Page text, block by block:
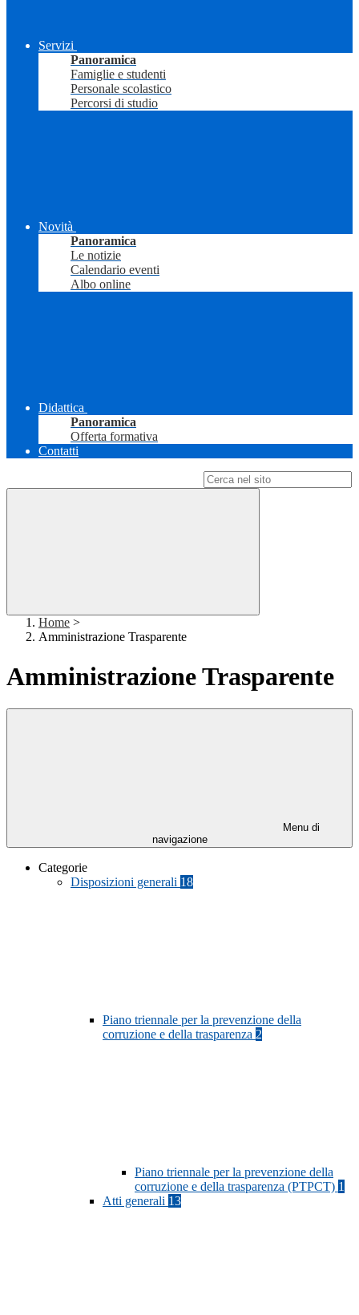
Servizi
Panoramica
Famiglie e studenti
Personale scolastico
Percorsi di studio
Novità
Panoramica
Le notizie
Calendario eventi
Albo online
Didattica
Panoramica
Offerta formativa
Contatti
Home >
Amministrazione Trasparente
Amministrazione Trasparente
Menu di
navigazione
Categorie
Disposizioni generali 18
Piano triennale per la prevenzione della
corruzione e della trasparenza 2
Piano triennale per la prevenzione della
corruzione e della trasparenza (PTPCT) 1
Atti generali 13